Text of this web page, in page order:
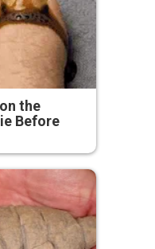
the
Before